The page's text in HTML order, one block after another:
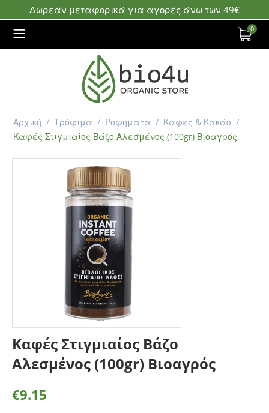
Δωρεάν μεταφορικά για αγορές άνω των 49€
0
Αρχική / Τρόφιμα / Ροφήματα / Καφές & Κακάο /
Καφές Στιγμιαίος Βάζο Αλεσμένος (100gr) Βιοαγρός
Καφές Στιγμιαίος Βάζο
Αλεσμένος (100gr) Βιοαγρός
€9.15